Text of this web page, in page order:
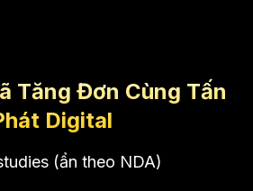
Tăng Đơn Cùng Tấn
Digital
(ẩn theo NDA)